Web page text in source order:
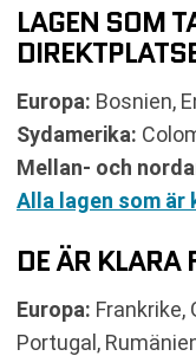
LAGEN SOM
Europa: Bosnien,
Sydamerika:
Mellan- och
Alla lagen som är
DE ÄR KLARA
Europa: Frankrike,
Portugal,